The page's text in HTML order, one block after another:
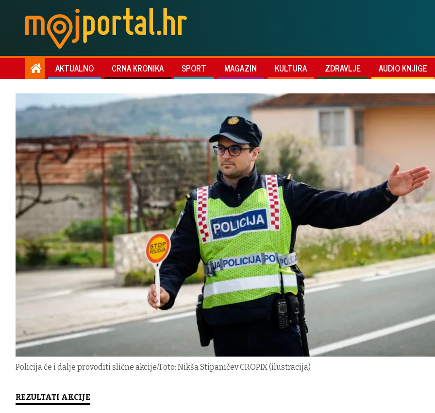
AKTUALNO CRNA KRONIKA SPORT MAGAZIN KULTURA ZDRAVLJE AUDIO KNJIGE
Policija će i dalje provoditi slične akcije/Foto: Nikša Stipaničev CROPIX (ilustracija)
REZULTATI AKCIJE